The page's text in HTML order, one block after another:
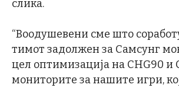
слика.
“Воодушевени сме што
тимот задолжен за Самсунг
цел оптимизација на CHG90 и
мониторите за нашите игри,